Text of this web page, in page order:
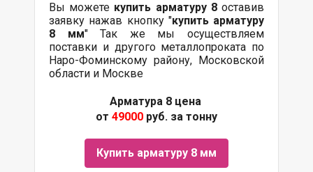
Вы можете купить арматуру 8оставив
заявку нажав кнопку "купить арматуру
8 мм" Так же мы осуществляем
поставки и другого металлопроката по
Наро-Фоминскому району, Московской
области и Москве
Арматура 8 цена
от 49000 руб. за тонну
Купить арматуру 8 мм